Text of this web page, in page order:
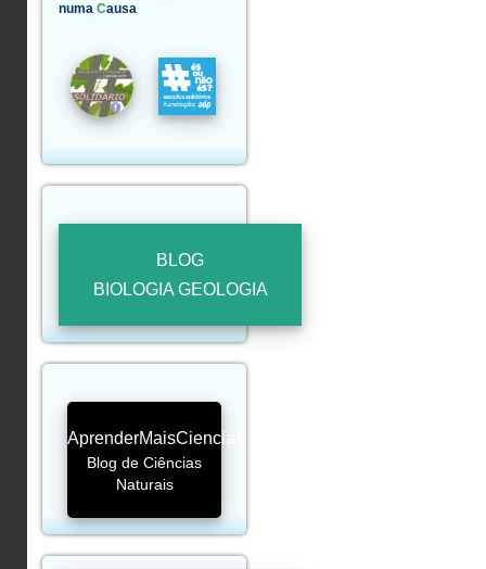
numaCausa
BLOG
BIOLOGIA GEOLOGIA
AprenderMaisCiencias
Blog de Ciências
Naturais